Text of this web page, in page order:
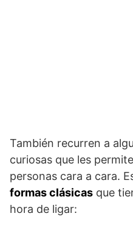
También recurren a
curiosas que les
personas cara a cara.
formas clásicas que
hora de ligar: